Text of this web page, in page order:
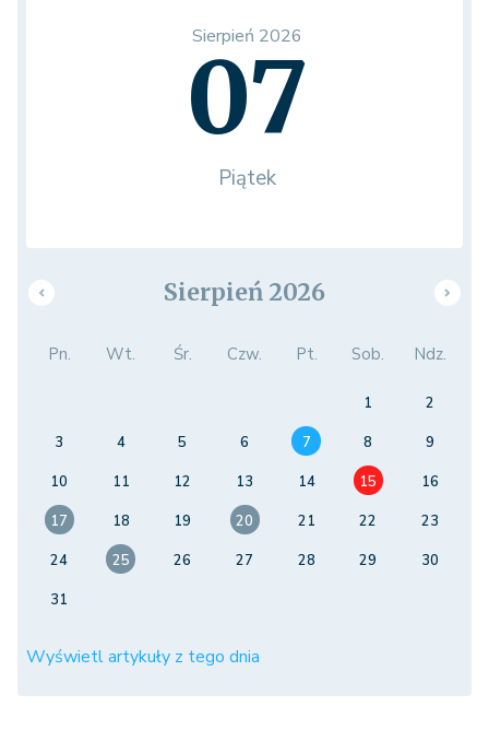
Sierpień 2026
07
Piątek
Sierpień 2026
Pn. Wt. Śr. Czw. Pt. Sob. Ndz.
1
2
3
4 5 6 7 8
9
10
11 12 13 14 15
16
17
18 19 20 21 22
23
24
25 26 27 28 29
30
31
Wyświetl artykuły z tego dnia